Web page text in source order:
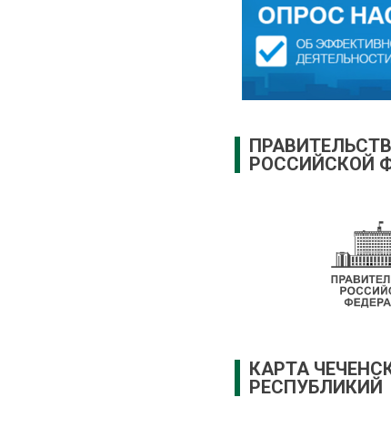
РОССИЙСКОЙ
КАРТА
РЕСПУБЛИКИЙ